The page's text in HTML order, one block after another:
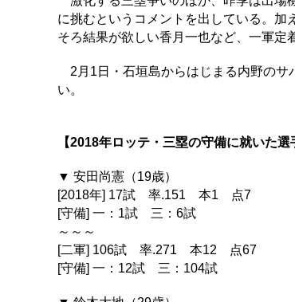
に挑むというコメントを出している。加
そろ結果が欲しい香月一也など、一軍定
2月1日・石垣島からはじまる内野のサ
い。
【2018年ロッテ・三塁の守備に就いた選
▼ 安田尚憲（19歳）
[2018年] 17試 率.151 本1 点7
[守備] 一：1試 三：6試
～～～
[二軍] 106試 率.271 本12 点67
[守備] 一：12試 三：104試